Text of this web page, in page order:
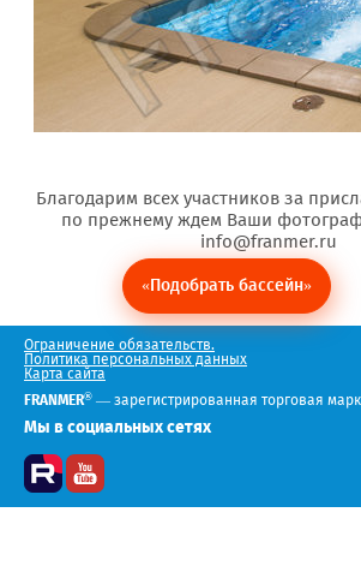
Благодарим всех участников за
по прежнему ждем Ваши
info@franmer.ru
«Подобрать бассейн»
Ограничение обязательств.
Политика персональных данных
Карта сайта
FRANMER® — зарегистрированная торговая
Мы в социальных сетях